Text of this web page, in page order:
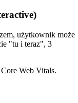
użytkownik może
"tu i teraz", 3
Web Vitals.